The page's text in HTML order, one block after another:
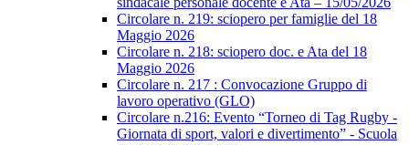
Circolare n. 219: sciopero per famiglie del 18
Maggio 2026
Circolare n. 218: sciopero doc. e Ata del 18
Maggio 2026
Circolare n. 217 : Convocazione Gruppo di
lavoro operativo (GLO)
Circolare n.216: Evento “Torneo di Tag Rugby -
Giornata di sport, valori e divertimento” - Scuola